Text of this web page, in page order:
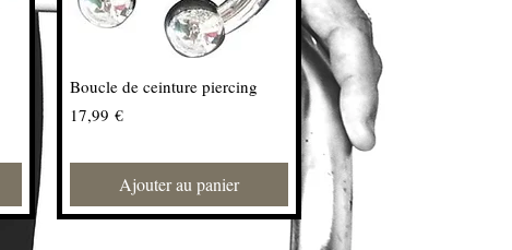
Boucle de ceinture piercing
Prix
17,99 €
Ajouter au panier